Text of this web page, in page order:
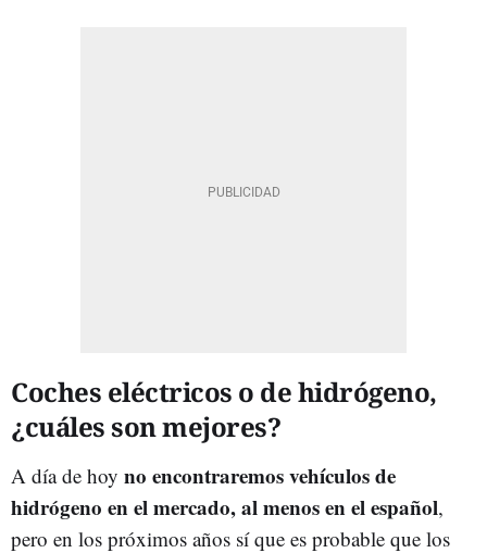
Coches eléctricos o de hidrógeno,
¿cuáles son mejores?
A día de hoy no encontraremos vehículos de
hidrógeno en el mercado, al menos en el español,
pero en los próximos años sí que es probable que los